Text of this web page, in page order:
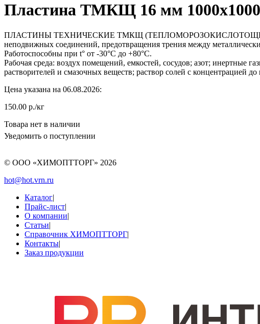
Пластина ТМКЩ 16 мм
ПЛАСТИНЫ ТЕХНИЧЕСКИЕ ТМКЩ
неподвижных соединений, предотвращения трения между
Работоспособны при t° от -30°С до +80°С.
Рабочая среда: воздух помещений, емкостей, сосудов; азот; инертные
растворителей и смазочных веществ; раствор солей с
Цена указана на 06.08.2026:
150.00 р./кг
Товара нет в наличии
Уведомить о поступлении
© ООО «ХИМОПТТОРГ» 2026
hot@hot.vrn.ru
Каталог|
Прайс-лист|
О компании|
Статьи|
Справочник ХИМОПТТОРГ|
Контакты|
Заказ продукции